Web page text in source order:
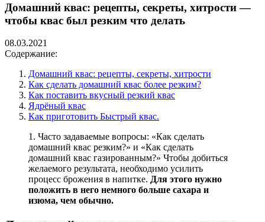
Домашний квас: рецепты, секреты, хитрости —
чтобы квас был резким что делать
08.03.2021
Содержание:
Домашний квас: рецепты, секреты, хитрости
Как сделать домашний квас более резким?
Как поставить вкусный резкий квас
Ядрёный квас
Как приготовить Быстрый квас.
1. Часто задаваемые вопросы: «Как сделать
домашний квас резким?» и «Как сделать
домашний квас газированным?» Чтобы добиться
желаемого результата, необходимо усилить
процесс брожения в напитке. Для этого нужно
положить в него немного больше сахара и
изюма, чем обычно.